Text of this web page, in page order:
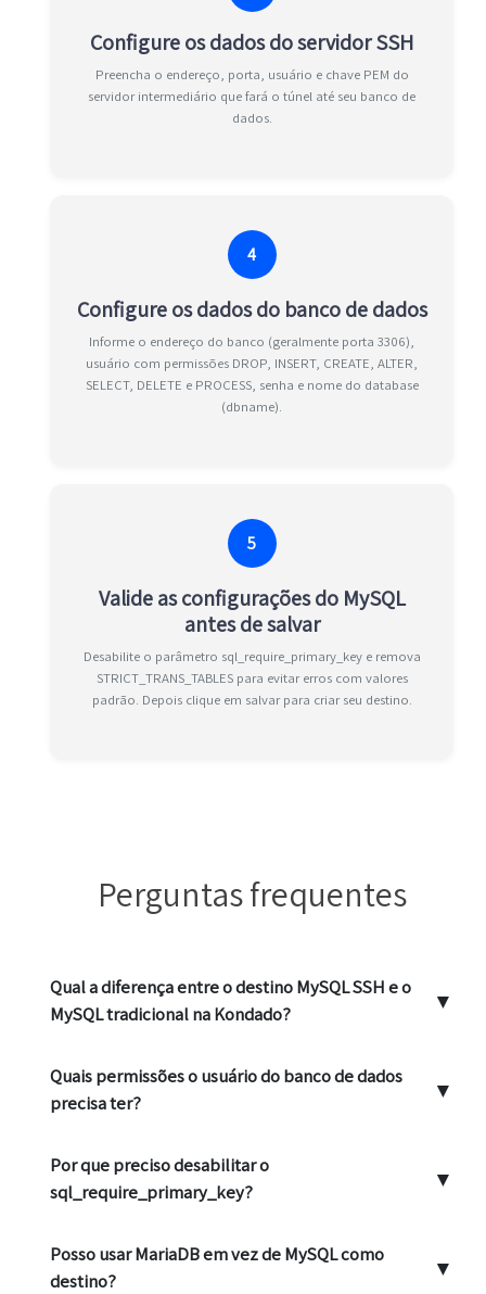
Configure os dados do servidor SSH
Preencha o endereço, porta, usuário e chave PEM do
servidor intermediário que fará o túnel até seu banco de
dados.
4
Configure os dados do banco de dados
Informe o endereço do banco (geralmente porta 3306),
usuário com permissões DROP, INSERT, CREATE, ALTER,
SELECT, DELETE e PROCESS, senha e nome do database
(dbname).
5
Valide as configurações do MySQL
antes de salvar
Desabilite o parâmetro sql_require_primary_key e remova
STRICT_TRANS_TABLES para evitar erros com valores
padrão. Depois clique em salvar para criar seu destino.
Perguntas frequentes
Qual a diferença entre o destino MySQL SSH e o
MySQL tradicional na Kondado?
▼
Quais permissões o usuário do banco de dados
precisa ter?
▼
Por que preciso desabilitar o
sql_require_primary_key?
▼
Posso usar MariaDB em vez de MySQL como
destino?
▼